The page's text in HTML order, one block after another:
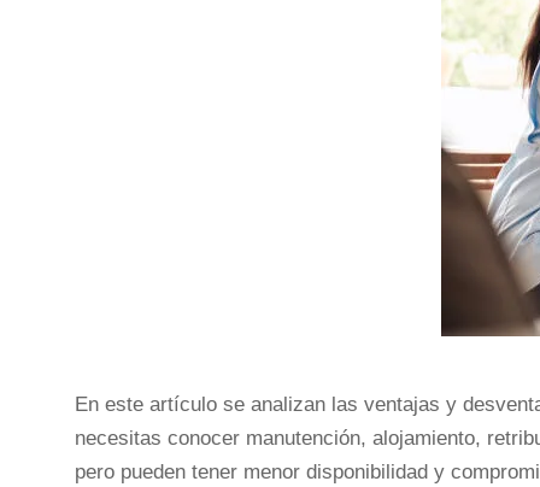
En este artículo se analizan las ventajas y
necesitas conocer manutención, alojamiento,
pero pueden tener menor disponibilidad y